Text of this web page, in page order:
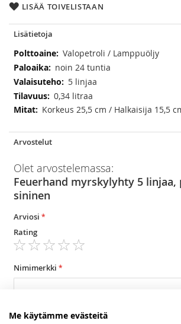
LISÄÄ TOIVELISTAAN
Lisätietoja
Lisätietoja
Valopetroli / Lamppuöljy
noin 24 tuntia
5 linjaa
0,34 litraa
Korkeus 25,5 cm / Halkaisija 15,5
Arvostelut
Olet arvostelemassa:
Feuerhand myrskylyhty 5 linjaa,
sininen
Arviosi
Rating
star
stars
stars
stars
stars
Nimimerkki
Yhteenveto
Me käytämme evästeitä